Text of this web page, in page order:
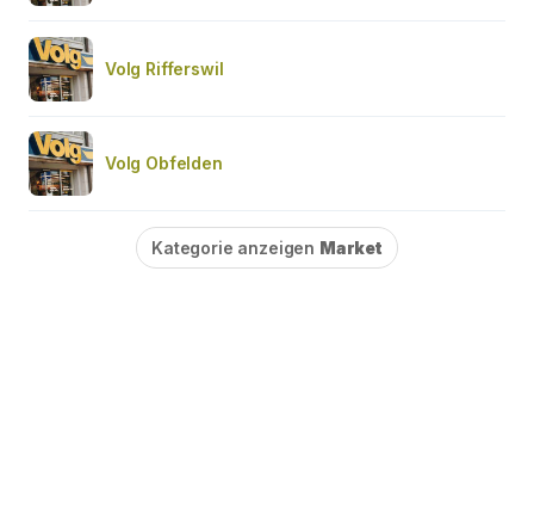
Volg Rifferswil
Volg Obfelden
Kategorie anzeigen Market